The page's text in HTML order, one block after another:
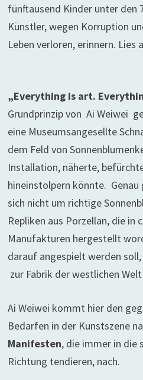
fünftausend Kinder unter den
Künstler, wegen Korruption
Leben verloren, erinnern. Lies
„Everything is art.
Grundprinzip von Ai Weiwei
eine Museumsangesellte
dem Feld von
Installation, näherte,
hineinstolpern könnte.
sich nicht um richtige
Repliken aus Porzellan, die in
Manufakturen hergestellt
darauf angespielt werden
zur Fabrik der westlichen
Ai Weiwei kommt hier den
Bedarfen in der Kunstszene
Manifesten, die immer in die
Richtung tendieren, nach.